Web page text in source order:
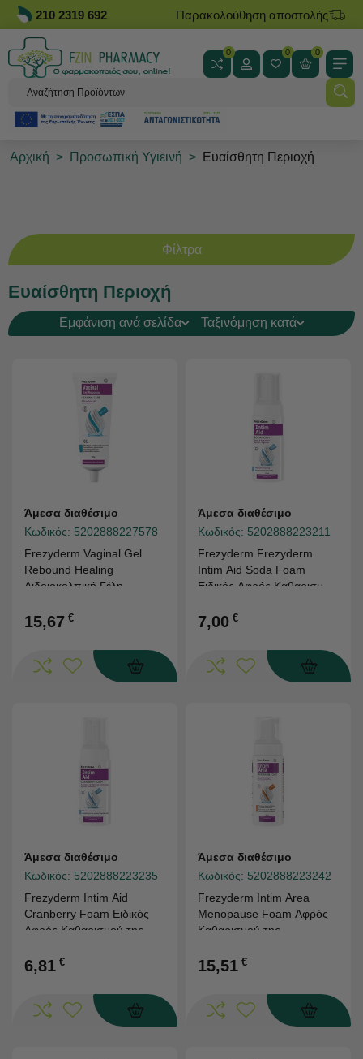
210 2319 692 Παρακολούθηση αποστολής
0 0 0
Αρχική > Προσωπική Υγιεινή > Ευαίσθητη Περιοχή
Φίλτρα
Ευαίσθητη Περιοχή
Εμφάνιση ανά σελίδα Ταξινόμηση κατά
Άμεσα διαθέσιμο
Κωδικός: 5202888227578
Frezyderm Vaginal Gel
Rebound Healing
Αιδοιοκολπική Γέλη
15,67 €
Άμεσα διαθέσιμο
Κωδικός: 5202888223211
Frezyderm Frezyderm
Intim Aid Soda Foam
Ειδικός Αφρός Καθαρισμού
με Σόδα & Εχινάκεια 100ml
7,00 €
Άμεσα διαθέσιμο
Κωδικός: 5202888223235
Frezyderm Intim Aid
Cranberry Foam Ειδικός
Αφρός Καθαρισμού της
Κράνμπερι & Μανόζη
6,81 €
Άμεσα διαθέσιμο
Κωδικός: 5202888223242
Frezyderm Intim Area
Menopause Foam Αφρός
Καθαρισμού της
την Εμμηνόπαυση 200ml
15,51 €